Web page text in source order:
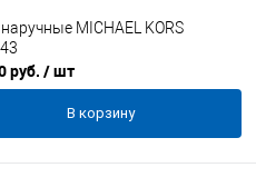
MICHAEL KORS
руб. / шт
В корзину